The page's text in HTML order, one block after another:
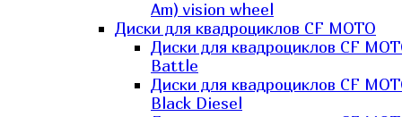
Am) vision wheel
Диски для квадроциклов CF MOTO
Диски для квадроциклов CF
Battle
Диски для квадроциклов CF
Black Diesel